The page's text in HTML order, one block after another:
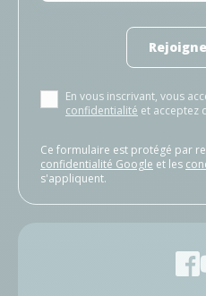
En vous inscrivant, vous
confidentialité et acceptez
Ce formulaire est protégé par
confidentialité Google et les
s'appliquent.